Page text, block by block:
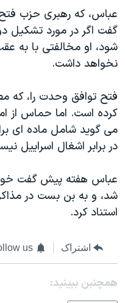
همایش محافظه‌کاران
صفحه‌های ویژه
سفر پرزیدنت ترامپ به چین
عباس، که رهبری حزب فتح
گفت اگر در مورد
شود، او مخالفتی با به
نخواهد داشت.
فتح توافق وحدت را، که
کرده است. اما حماس از
می گوید شامل ماده ای
در برابر اشغال اسراییل
عباس هفته پیش گفت
شد، و به بن بست در
استناد کرد.
اشتراک us
همچنبن ببینید: